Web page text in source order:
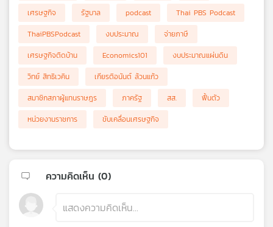
เศรษฐกิจ
รัฐบาล podcast
Thai PBS Podcast
ThaiPBSPodcast
งบประมาณ
จ่ายภาษี
เศรษฐกิจติดบ้าน
Economics101
งบประมาณแผ่นดิน
วิทย์ สิทธิเวคิน
เกียรติอนันต์ ล้วนแก้ว
สมาชิกสภาผู้แทนราษฎร
ภาครัฐ สส.
ฟื้นตัว
หน่วยงานราชการ
ขับเคลื่อนเศรษฐกิจ
ความคิดเห็น (0)